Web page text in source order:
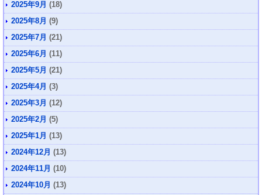
2025年9月 (18)
2025年8月 (9)
2025年7月 (21)
2025年6月 (11)
2025年5月 (21)
2025年4月 (3)
2025年3月 (12)
2025年2月 (5)
2025年1月 (13)
2024年12月 (13)
2024年11月 (10)
2024年10月 (13)